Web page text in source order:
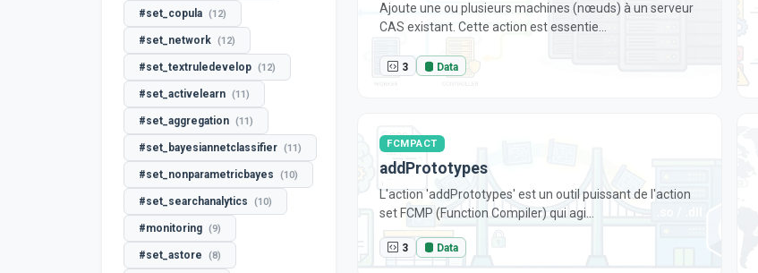
#set_copula (12)
#set_network (12)
#set_textruledevelop (12)
#set_activelearn (11)
#set_aggregation (11)
#set_bayesiannetclassifier (11)
#set_nonparametricbayes (10)
#set_searchanalytics (10)
#monitoring (9)
#set_astore (8)
Ajoute une ou plusieurs machines (nœuds) à un serveur
CAS existant. Cette action est essentie...
3 Data
FCMPACT
addPrototypes
L'action 'addPrototypes' est un outil puissant de l'action
set FCMP (Function Compiler) qui agi...
3 Data